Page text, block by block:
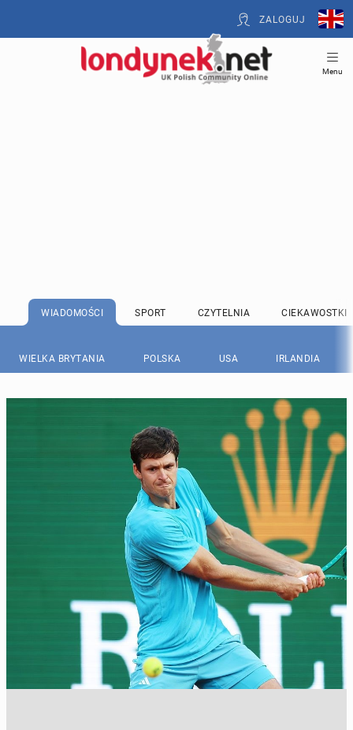
ZALOGUJ
Menu
WIADOMOŚCI SPORT CZYTELNIA CIEKAWOSTKI
WIELKA BRYTANIA POLSKA USA IRLANDIA